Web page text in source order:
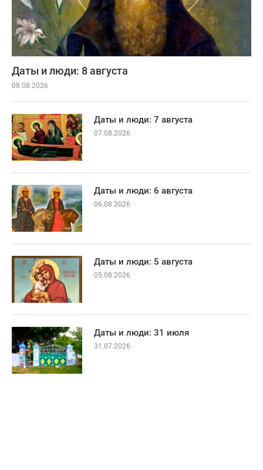
Даты и люди: 8 августа
08.08.2026
Даты и люди: 7 августа
07.08.2026
Даты и люди: 6 августа
06.08.2026
Даты и люди: 5 августа
05.08.2026
Даты и люди: 31 июля
31.07.2026